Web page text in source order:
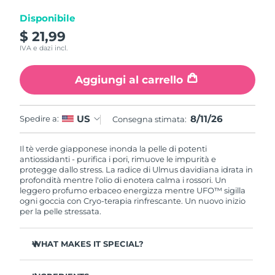
Disponibile
$ 21,99
IVA e dazi incl.
Aggiungi al carrello
Spedire a: US Consegna stimata: 8/11/26
Il tè verde giapponese inonda la pelle di potenti
antiossidanti - purifica i pori, rimuove le impurità e
protegge dallo stress. La radice di Ulmus davidiana idrata in
profondità mentre l'olio di enotera calma i rossori. Un
leggero profumo erbaceo energizza mentre UFO™ sigilla
ogni goccia con Cryo-terapia rinfrescante. Un nuovo inizio
per la pelle stressata.
WHAT MAKES IT SPECIAL?
RAS di Macao
Malta Consegna stimata 8/10/26
Messico Consegna stimata
Monaco Consegna stimata
Paesi Bassi Consegna stimata8/10/26
Nuova Zelanda Consegna stimata 8/10/26
Norvegia Consegna stimata8/10/26
Oman Consegna stimata8/13/26